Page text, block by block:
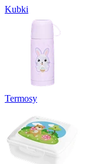
Kubki
Termosy